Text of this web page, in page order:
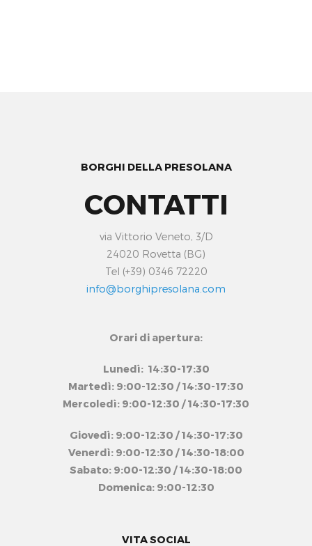
BORGHI DELLA PRESOLANA
CONTATTI
via Vittorio Veneto, 3/D
24020 Rovetta (BG)
Tel (+39) 0346 72220
info@borghipresolana.com
Orari di apertura:
Lunedì: 14:30-17:30
Martedì: 9:00-12:30 / 14:30-17:30
Mercoledì: 9:00-12:30 / 14:30-17:30
Giovedì: 9:00-12:30 / 14:30-17:30
Venerdì: 9:00-12:30 / 14:30-18:00
Sabato: 9:00-12:30 / 14:30-18:00
Domenica: 9:00-12:30
VITA SOCIAL